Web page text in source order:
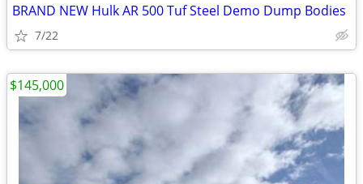
BRAND NEW Hulk AR 500 Tuf Steel Demo Dump Bodies
7/22
$145,000